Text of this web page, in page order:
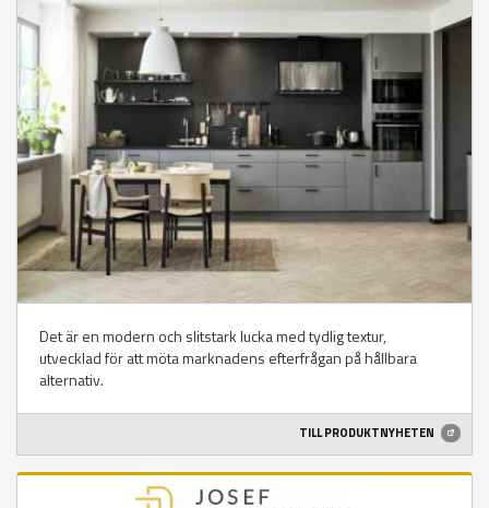
Det är en modern och slitstark lucka med tydlig textur,
utvecklad för att möta marknadens efterfrågan på hållbara
alternativ.
TILL PRODUKTNYHETEN